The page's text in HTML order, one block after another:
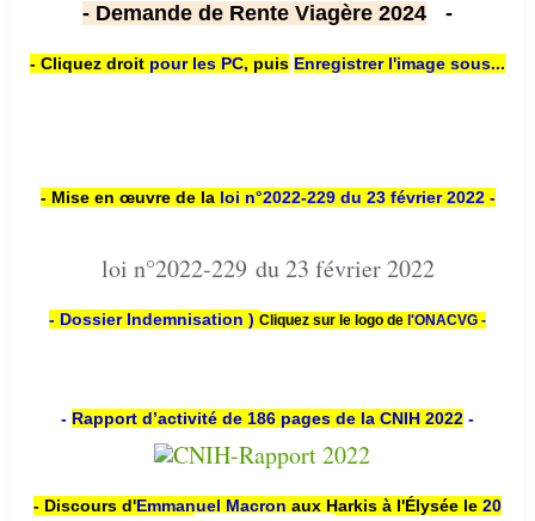
- Demande de Rente Viagère 2024 -
- Cliquez droit pour les PC, puis Enregistrer l'image sous...
- Mise en œuvre de la loi n°2022-229 du 23 février 2022 -
loi n°2022-229 du 23 février 2022
- Dossier Indemnisation ) Cliquez sur le logo de l'ONACVG -
- Rapport d’activité de 186 pages de la CNIH 2022 -
- Discours d'Emmanuel Macron aux Harkis à l'Élysée le 20